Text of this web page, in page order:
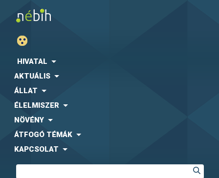
HIVATAL
AKTUÁLIS
ÁLLAT
ÉLELMISZER
NÖVÉNY
ÁTFOGÓ TÉMÁK
KAPCSOLAT